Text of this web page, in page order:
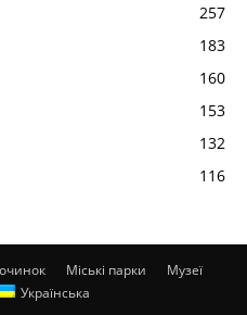
257
183
160
153
132
116
Міські парки
Музеї
Українська